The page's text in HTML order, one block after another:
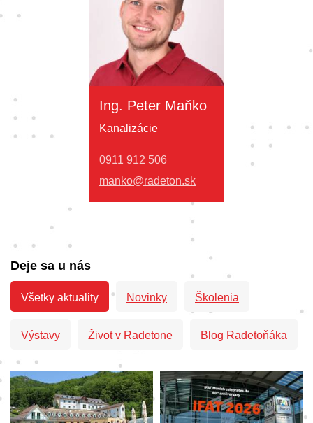
Ing. Peter Maňko
Kanalizácie
0911 912 506
manko@radeton.sk
Deje sa u nás
Všetky aktuality Novinky Školenia
Výstavy Život v Radetone Blog Radetoňáka